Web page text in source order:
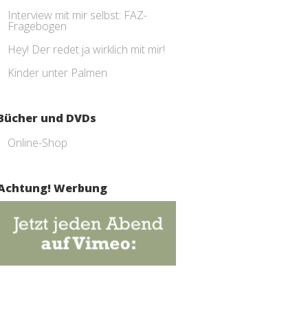
Interview mit mir selbst: FAZ-
Fragebogen
Hey! Der redet ja wirklich mit mir!
Kinder unter Palmen
und DVDs
Online-Shop
Werbung